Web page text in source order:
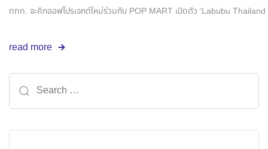
ททท. จะคิกออฟโปรเจกต์ใหม่ร่วมกับ POP MART เปิดตัว ‘Labubu
read more